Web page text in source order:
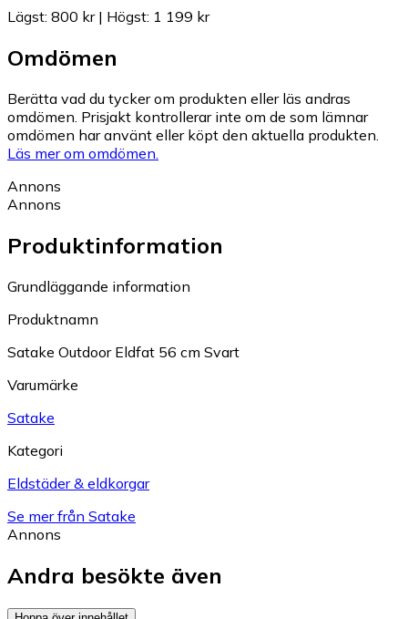
Lägst: 800 kr| Högst: 1 199 kr
Omdömen
Berätta vad du tycker om produkten eller läs andras
omdömen. Prisjakt kontrollerar inte om de som lämnar
omdömen har använt eller köpt den aktuella produkten.
Läs mer om omdömen.
Annons
Annons
Produktinformation
Grundläggande information
Produktnamn
Satake Outdoor Eldfat 56 cm Svart
Varumärke
Satake
Kategori
Eldstäder & eldkorgar
Se mer från Satake
Annons
Andra besökte även